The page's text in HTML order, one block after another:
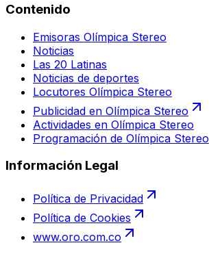
Contenido
Emisoras Olímpica Stereo
Noticias
Las 20 Latinas
Noticias de deportes
Locutores Olímpica Stereo
Publicidad en Olímpica Stereo
Actividades en Olímpica Stereo
Programación de Olímpica Stereo
Información Legal
Política de Privacidad
Política de Cookies
www.oro.com.co